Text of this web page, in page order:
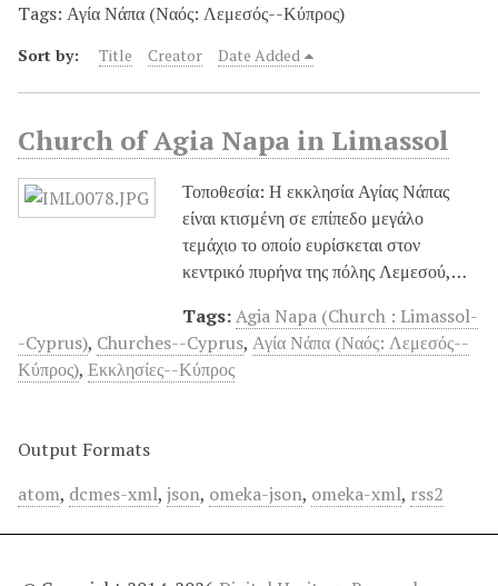
Tags: Αγία Νάπα (Ναός: Λεμεσός--Κύπρος)
Sort by: Title Creator Date Added
Church of Agia Napa in Limassol
Τοποθεσία: Η εκκλησία Αγίας Νάπας
είναι κτισμένη σε επίπεδο μεγάλο
τεμάχιο το οποίο ευρίσκεται στον
κεντρικό πυρήνα της πόλης Λεμεσού,…
Tags:Agia Napa (Church : Limassol-
-Cyprus), Churches--Cyprus, Αγία Νάπα (Ναός: Λεμεσός--
Κύπρος), Εκκλησίες--Κύπρος
Output Formats
atom, dcmes-xml, json, omeka-json, omeka-xml, rss2